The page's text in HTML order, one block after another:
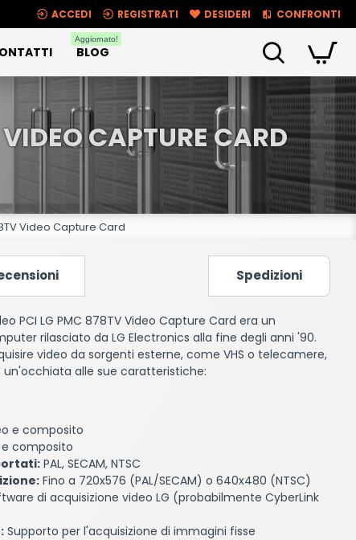
ACCEDI REGISTRATI DESIDERI CONFRONTI
BLOG
Aggiornato!
Video Capture Card
CAPTURE CARD
Spedizioni
PCI LG PMC 878TV Video Capture Card era un
rilasciato da LG Electronics alla fine degli anni '90.
video da sorgenti esterne, come VHS o telecamere,
alle sue caratteristiche:
e composito
composito
PAL, SECAM, NTSC
Fino a 720x576 (PAL/SECAM) o 640x480 (NTSC)
di acquisizione video LG (probabilmente CyberLink
Supporto per l'acquisizione di immagini fisse